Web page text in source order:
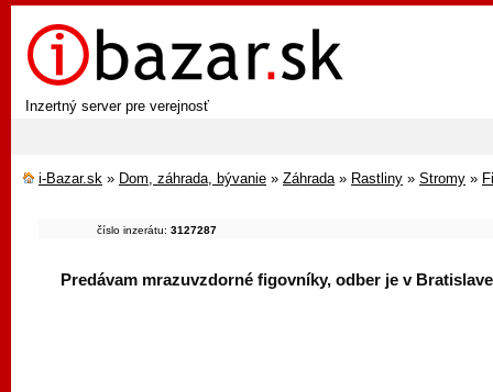
Inzertný server pre verejnosť
i-Bazar.sk » Dom, záhrada, bývanie » Záhrada» Rastliny » Stromy »
číslo inzerátu: 3127287
Predávam mrazuvzdorné figovníky, odber je v